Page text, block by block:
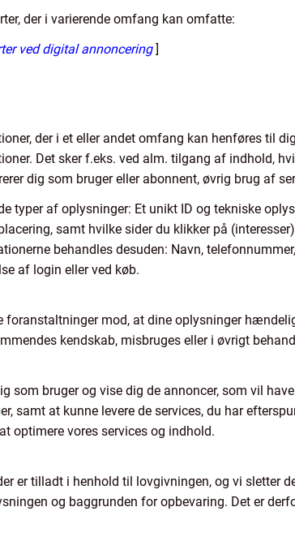
der i varierende omfang kan omfatte:
ved digital annoncering]
der i et eller andet omfang kan henføres til
Det sker f.eks. ved alm. tilgang af indhold,
dig som bruger eller abonnent, øvrig brug af
typer af oplysninger: Et unikt ID og tekniske
samt hvilke sider du klikker på
behandles desuden: Navn,
af login eller ved køb.
foranstaltninger mod, at dine oplysninger
kendskab, misbruges eller i øvrigt
som bruger og vise dig de annoncer, som vil
samt at kunne levere de services, du har
optimere vores services og indhold.
er tilladt i henhold til lovgivningen, og vi sletter
og baggrunden for opbevaring. Det er